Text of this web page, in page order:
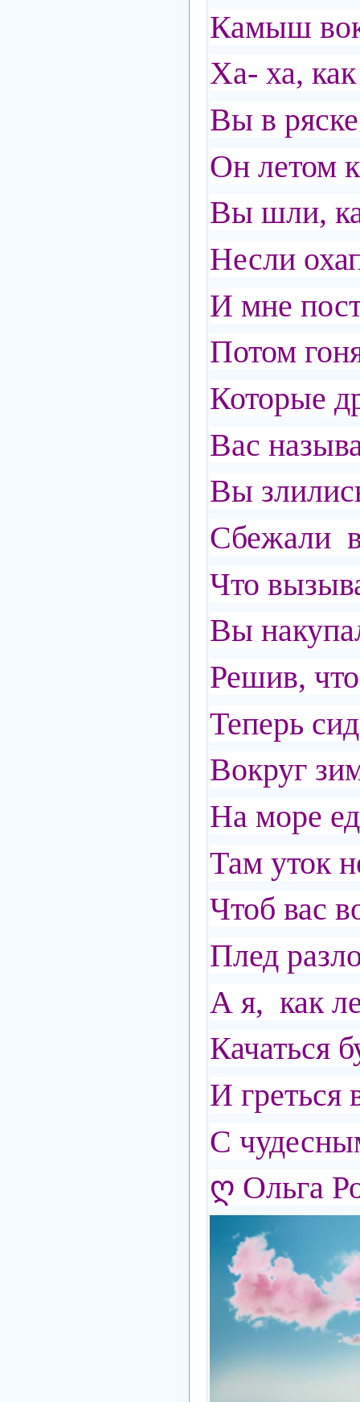
Камыш
Ха- ха,
Вы в
Он летом
Вы шли,
Несли
И мне
Потом
Которые
Вас
Вы
Сбежали
Что
Вы
Решив,
Теперь
Вокруг
На море
Там уток
Чтоб вас
Плед
А я, как
Качаться
И греться
С
ღ Ольга